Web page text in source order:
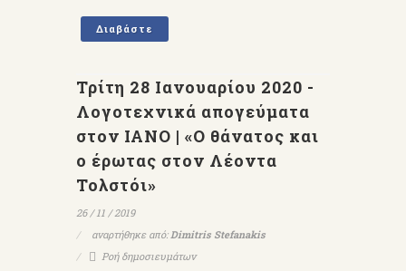
Διαβάστε
Τρίτη 28 Ιανουαρίου 2020 -
Λογοτεχνικά απογεύματα
στον ΙΑΝΟ | «Ο θάνατος και
ο έρωτας στον Λέοντα
Τολστόι»
26 / 11 / 2019
αναρτήθηκε από:Dimitris Stefanakis
Ροή δημοσιευμάτων